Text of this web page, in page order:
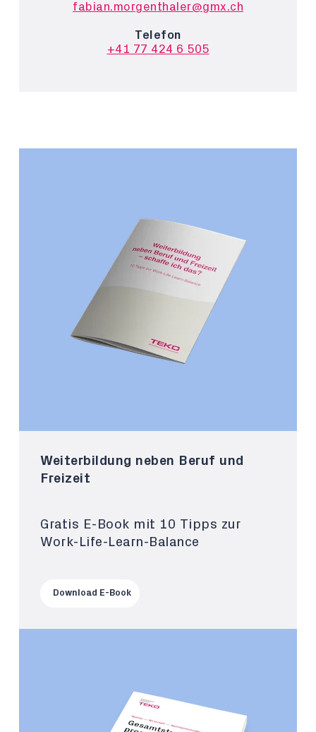
fabian.morgenthaler@gmx.ch
Telefon
+41 77 424 6 505
Weiterbildung neben Beruf und
Freizeit
Gratis E-Book mit 10 Tipps zur
Work-Life-Learn-Balance
Download E-Book